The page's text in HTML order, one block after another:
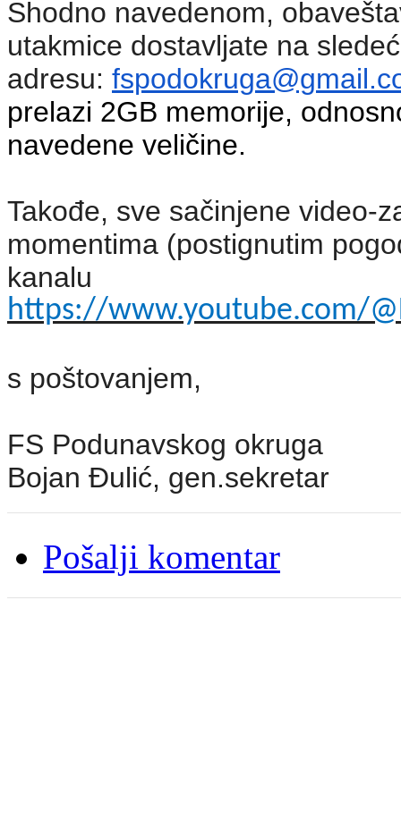
Shodno navedenom,
utakmice dostavljate na
adresu:
prelazi 2GB memorije,
navedene veličine.
Takođe, sve sačinjene video-
momentima (postignutim
kanalu
https://www.youtube.com/
s poštovanjem,
FS Podunavskog okruga
Bojan Đulić, gen.sekretar
Pošalji komentar